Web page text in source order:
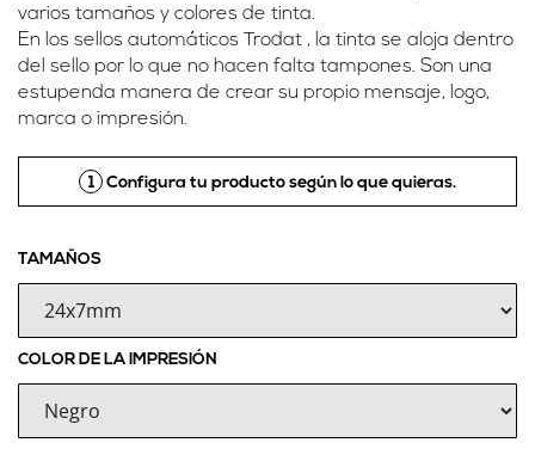
varios tamaños y colores de tinta.
En los sellos automáticos Trodat , la tinta se aloja dentro
del sello por lo que no hacen falta tampones. Son una
estupenda manera de crear su propio mensaje, logo,
marca o impresión.
1 Configura tu producto según lo que quieras.
TAMAÑOS
COLOR DE LA IMPRESIÓN